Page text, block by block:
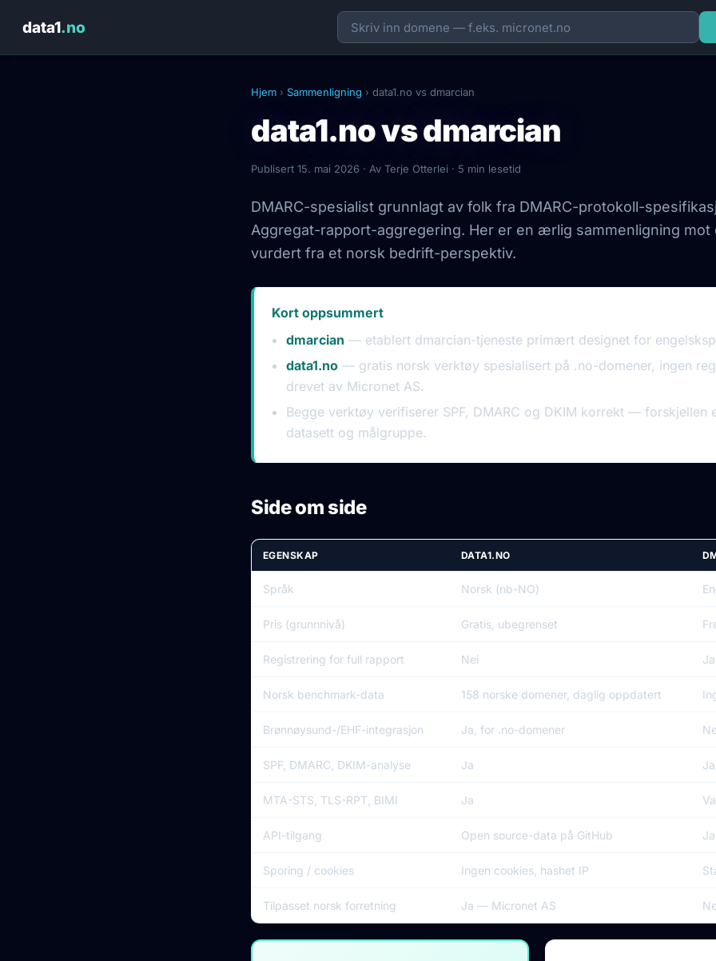
data1.no
Hjem › Sammenligning › data1.no vs dmarcian
data1.no vs dmarcian
Publisert 15. mai 2026 · Av Terje Otterlei · 5 min lesetid
DMARC-spesialist grunnlagt av folk fra DMARC-protokoll-
Aggregat-rapport-aggregering. Her er en ærlig sammenligning mot
vurdert fra et norsk bedrift-perspektiv.
Kort oppsummert
dmarcian — etablert dmarcian-tjeneste primært designet for
data1.no — gratis norsk verktøy spesialisert på .no-domener, ingen
drevet av Micronet AS.
Begge verktøy verifiserer SPF, DMARC og DKIM korrekt — forskjellen
datasett og målgruppe.
Side om side
EGENSKAP DATA1.NO
Språk Norsk (nb-NO)
Pris (grunnnivå) Gratis, ubegrenset
Registrering for full rapport Nei Ja
Norsk benchmark-data 158 norske domener, daglig oppdatert
Brønnøysund-/EHF-integrasjon Ja, for .no-domener
SPF, DMARC, DKIM-analyse Ja Ja
MTA-STS, TLS-RPT, BIMI Ja
API-tilgang Open source-data på GitHub
Sporing / cookies Ingen cookies, hashet IP
Tilpasset norsk forretning Ja — Micronet AS